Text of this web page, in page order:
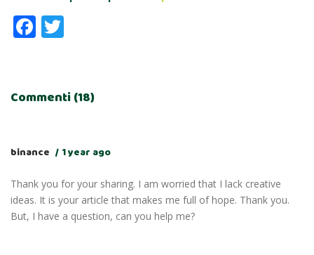
Facebook
Commenti (18)
binance 1 year ago
Thank you for your sharing. I am worried that I lack creative
ideas. It is your article that makes me full of hope. Thank you.
But, I have a question, can you help me?